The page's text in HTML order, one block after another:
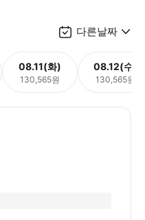
다른날짜
08.11(화)
130,565원
08.12(수)
130,565원